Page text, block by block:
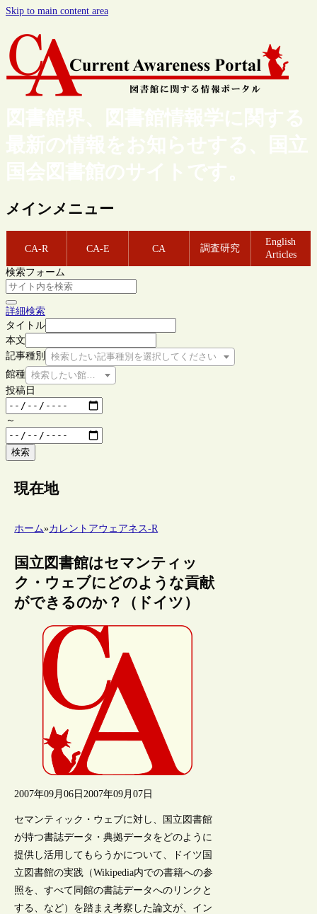
Skip to main content area
図書館界、図書館情報学に関する
最新の情報をお知らせする、国立
国会図書館のサイトです。
メインメニュー
CA-R CA-E CA 調査研究
English
Articles
検索フォーム
詳細検索
タイトル
本文
記事種別
検索したい記事種別を選択してください
館種 検索したい館種を選択してください
投稿日
～
検索
現在地
ホーム»カレントアウェアネス-R
国立図書館はセマンティッ
ク・ウェブにどのような貢献
ができるのか？（ドイツ）
2007年09月06日 2007年09月07日
セマンティック・ウェブに対し、国立図書館
が持つ書誌データ・典拠データをどのように
提供し活用してもらうかについて、ドイツ国
立図書館の実践（Wikipedia内での書籍への参
照を、すべて同館の書誌データへのリンクと
する、など）を踏まえ考察した論文が、イン